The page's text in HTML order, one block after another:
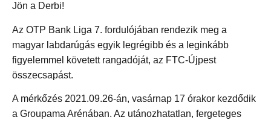
Jön a Derbi!
Az OTP Bank Liga 7. fordulójában rendezik meg a
magyar labdarúgás egyik legrégibb és a leginkább
figyelemmel követett rangadóját, az FTC-Újpest
összecsapást.
A mérkőzés 2021.09.26-án, vasárnap 17 órakor kezdődik
a Groupama Arénában. Az utánozhatatlan, fergeteges